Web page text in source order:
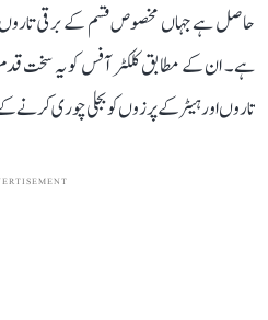
ہے۔ ان کے مطابق کلکٹر آفس کو یہ سخت قدم
تاروں اور ہیٹر کے پرزوں کو بجلی چوری کرنے